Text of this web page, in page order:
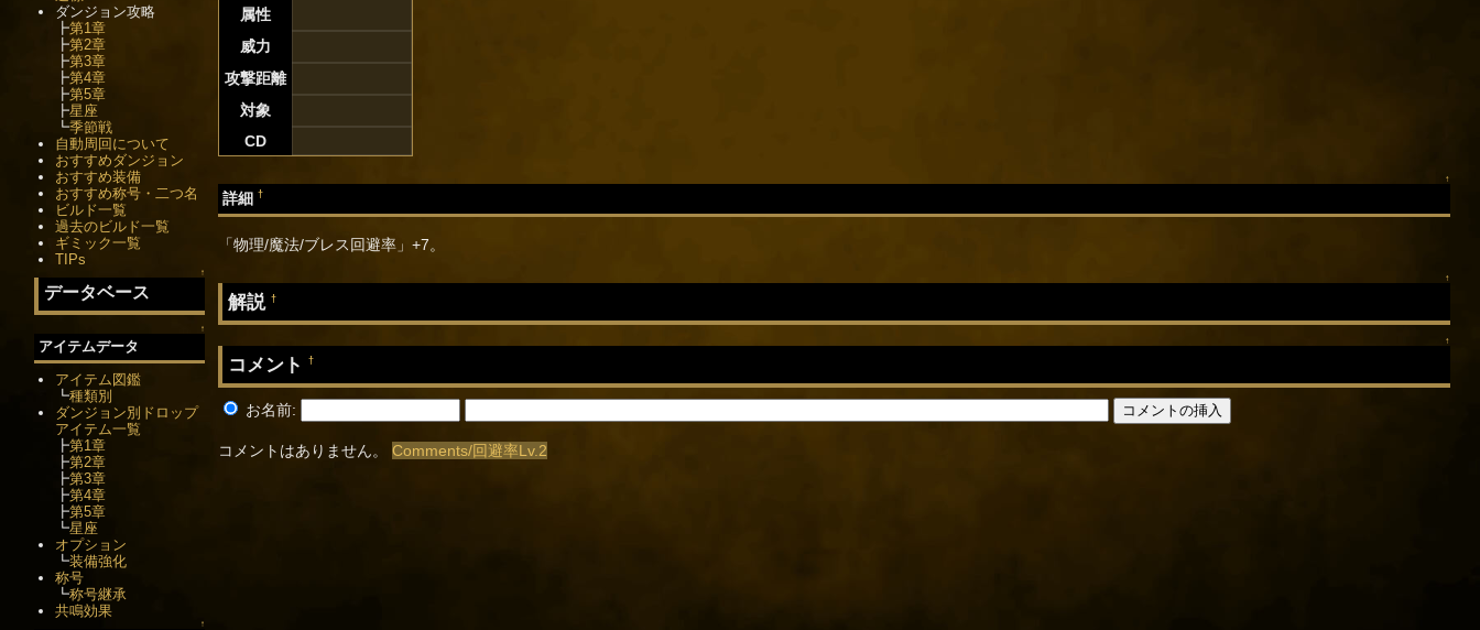
属性
威力
攻撃距離
対象
CD
↑
詳細 †
「物理/魔法/ブレス回避率」+7。
↑
解説 †
↑
コメント †
お名前:
コメントはありません。 Comments/回避率Lv.2
ダンジョン攻略
┣第1章
┣第2章
┣第3章
┣第4章
┣第5章
┣星座
┗季節戦
自動周回について
おすすめダンジョン
おすすめ装備
おすすめ称号・二つ名
ビルド一覧
過去のビルド一覧
ギミック一覧
TIPs
↑
データベース
↑
アイテムデータ
アイテム図鑑
┗種類別
ダンジョン別ドロップ
アイテム一覧
┣第1章
┣第2章
┣第3章
┣第4章
┣第5章
┗星座
オプション
┗装備強化
称号
┗称号継承
共鳴効果
↑